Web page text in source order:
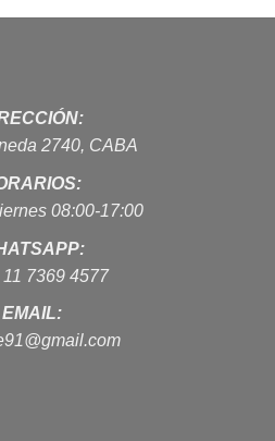
2740, CABA
08:00-17:00
11 7369 4577
EMAIL: